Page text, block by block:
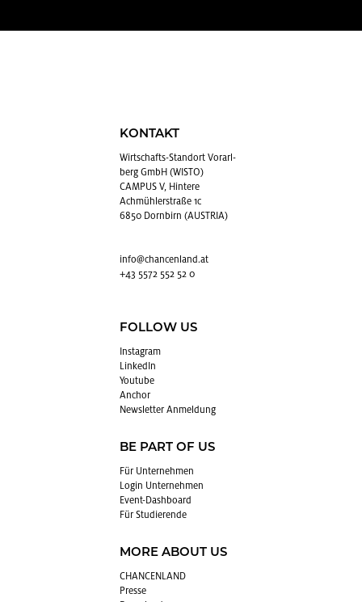
KONTAKT
Wirt­schafts-Stand­ort Vor­arl­
berg GmbH (WISTO)
CAMPUS V, Hintere
Achmühlerstraße 1c
6850 Dornbirn (AUSTRIA)
info@​chancenland.​at
+43 5572 552 52 0
FOLLOW US
In­sta­gram
Lin­kedIn
You­tube
An­chor
News­let­ter An­mel­dung
BE PART OF US
Für Un­ter­neh­men
Login Un­ter­neh­men
Event-Da­sh­board
Für Stu­die­ren­de
MORE ABOUT US
CHAN­CEN­LAND
Pres­se